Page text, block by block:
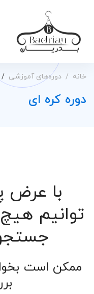
خانه دوره‌های آموزشی
دوره کره ای
با عرض
توانیم
ممکن است